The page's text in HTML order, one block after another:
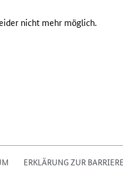
nicht mehr möglich.
ERKLÄRUNG ZUR